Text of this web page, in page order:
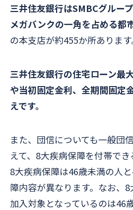
三井住友銀行はSMBCグルー
メガバンクの一角を占める都
の本支店が約455か所あります
三井住友銀行の住宅ローン最
や当初固定金利、全期間固定
えです。
また、団信についても一般団
えて、8大疾病保障を付帯でき
8大疾病保障は46歳未満の人
障内容が異なります。なお、
加入対象となっているのは46